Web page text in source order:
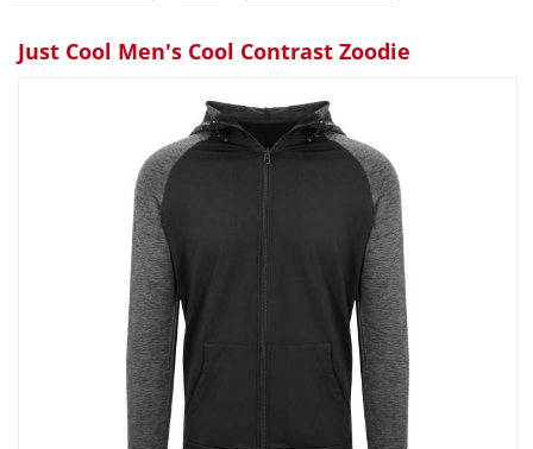
Just Cool Men's Cool Contrast Zoodie